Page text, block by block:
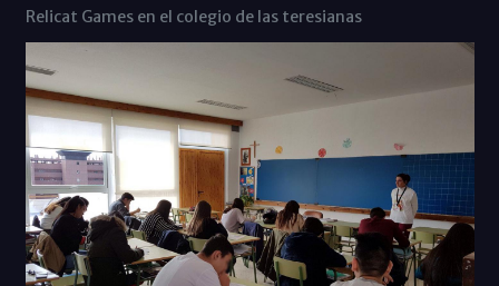
Relicat Games en el colegio de las teresianas